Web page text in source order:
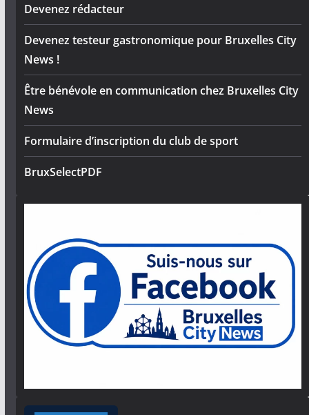
Devenez rédacteur
Devenez testeur gastronomique pour Bruxelles City
News !
Être bénévole en communication chez Bruxelles City
News
Formulaire d’inscription du club de sport
BruxSelectPDF